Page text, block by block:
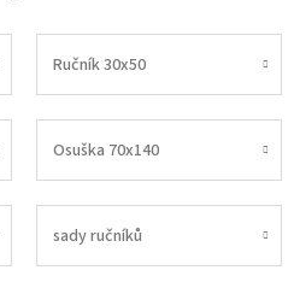
Ručník 30x50
Osuška 70x140
sady ručníků